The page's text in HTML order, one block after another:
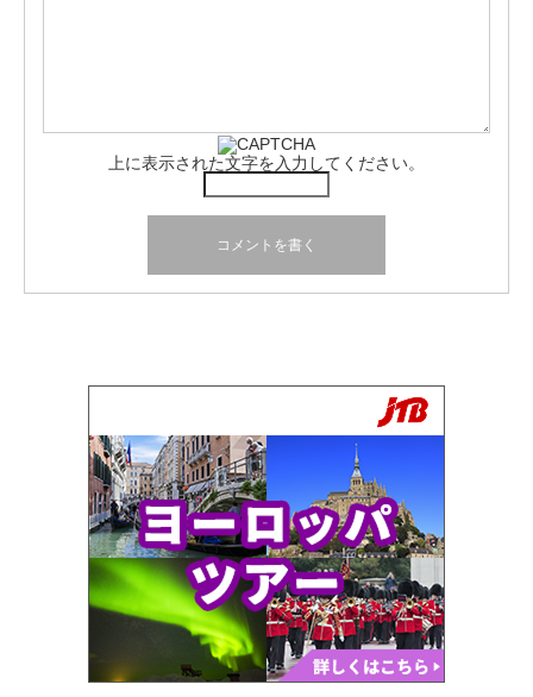
上に表示された文字を入力してください。